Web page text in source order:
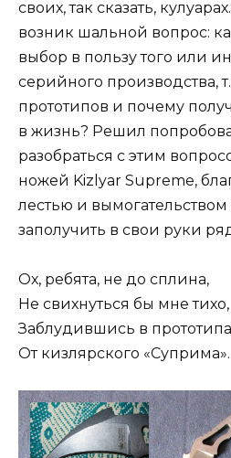
своих, так сказать,
возник шальной вопрос:
выбор в пользу того или
серийного производства,
прототипов и почему
в жизнь? Решил
разобраться с этим
ножей Kizlyar Supreme,
лестью и
заполучить в свои руки
Ох, ребята, не до сплина,
Не свихнуться бы мне тихо,
Заблудившись в
От кизлярского «Суприма».